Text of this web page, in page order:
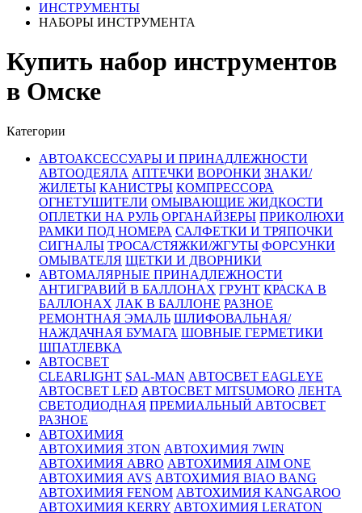
ИНСТРУМЕНТЫ
НАБОРЫ ИНСТРУМЕНТА
Купить набор инструментов
в Омске
Категории
АВТОАКСЕССУАРЫ И ПРИНАДЛЕЖНОСТИ
АВТООДЕЯЛА АПТЕЧКИ ВОРОНКИ ЗНАКИ/
ЖИЛЕТЫ КАНИСТРЫ КОМПРЕССОРА
ОГНЕТУШИТЕЛИ ОМЫВАЮЩИЕ ЖИДКОСТИ
ОПЛЕТКИ НА РУЛЬ ОРГАНАЙЗЕРЫ ПРИКОЛЮХИ
РАМКИ ПОД НОМЕРА САЛФЕТКИ И ТРЯПОЧКИ
СИГНАЛЫ ТРОСА/СТЯЖКИ/ЖГУТЫ ФОРСУНКИ
ОМЫВАТЕЛЯ ЩЕТКИ И ДВОРНИКИ
АВТОМАЛЯРНЫЕ ПРИНАДЛЕЖНОСТИ
АНТИГРАВИЙ В БАЛЛОНАХ ГРУНТ КРАСКА В
БАЛЛОНАХ ЛАК В БАЛЛОНЕ РАЗНОЕ
РЕМОНТНАЯ ЭМАЛЬ ШЛИФОВАЛЬНАЯ/
НАЖДАЧНАЯ БУМАГА ШОВНЫЕ ГЕРМЕТИКИ
ШПАТЛЕВКА
АВТОСВЕТ
CLEARLIGHT SAL-MAN АВТОСВЕТ EAGLEYE
АВТОСВЕТ LED АВТОСВЕТ MITSUMORO ЛЕНТА
СВЕТОДИОДНАЯ ПРЕМИАЛЬНЫЙ АВТОСВЕТ
РАЗНОЕ
АВТОХИМИЯ
АВТОХИМИЯ 3TON АВТОХИМИЯ 7WIN
АВТОХИМИЯ ABRO АВТОХИМИЯ AIM ONE
АВТОХИМИЯ AVS АВТОХИМИЯ BIAO BANG
АВТОХИМИЯ FENOM АВТОХИМИЯ KANGAROO
АВТОХИМИЯ KERRY АВТОХИМИЯ LERATON